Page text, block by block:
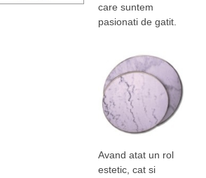
care suntem
pasionati de gatit.
Avand atat un rol
estetic, cat si